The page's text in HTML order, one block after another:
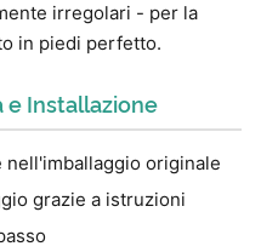
irregolari - per la
in piedi perfetto.
e Installazione
nell'imballaggio originale
grazie a istruzioni